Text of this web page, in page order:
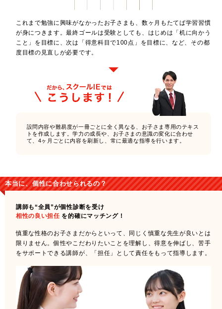
これまで勉強に興味がなかったお子さまも、数ヶ月もたてば学習習慣
が身につきます。最終ゴールは受験としても、はじめは「机に向かう
こと」を目標に、次は「得意科目で100点」を目標に、など、その都
度目標の見直しが必要です。
設問内容や難易度が一冊ごとに全く異なる、お子さま専用のテキス
トを作成します。学力の成長や、お子さまの意識の変化に合わせ
て、4ヶ月ごとに内容を刷新し、常に最適な指導を行います。
本当に、個性に合わせられるの？
講師も“全員”が個性診断を受け
相性の良い担任 を的確にマッチング！
慎重な性格のお子さまだからといって、同じく慎重な先生が良いとは
限りません。個性やこだわりたいことを理解し、得意を伸ばし、苦手
をサポートできる講師が、「担任」として責任をもって指導します。